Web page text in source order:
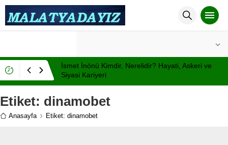
İsmet İnönü Kimdir, Nerelidir? Hayati, Askeri ve
Siyasi Kariyeri
Etiket: dinamobet
Anasayfa Etiket: dinamobet